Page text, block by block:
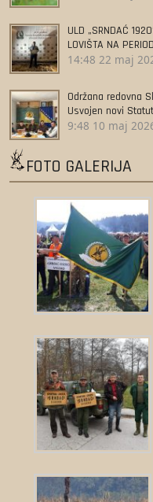
ULD „SRNDAĆ
LOVIŠTA NA
14:48 22 maj
Održana redovna
Usvojen novi
9:48 10 maj
FOTO GALERIJA